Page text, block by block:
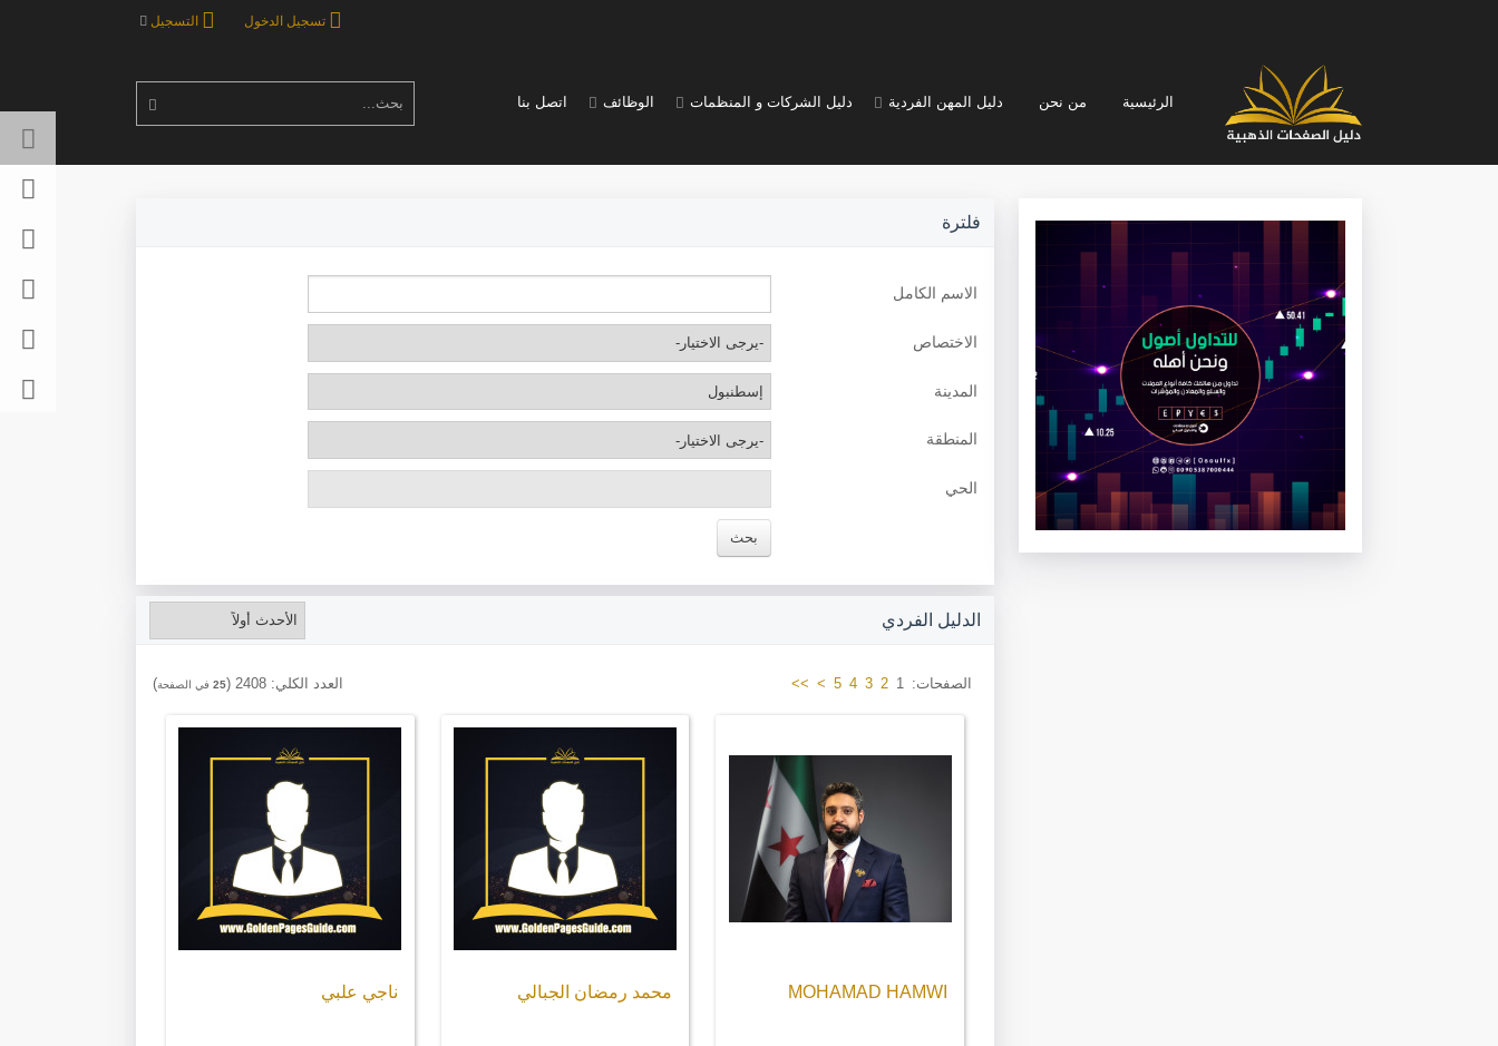
التسجيل تسجيل الدخول
بحث... الرئيسية من نحن دليل المهن الفردية دليل الشركات و المنظمات الوظائف اتصل بنا
فلترة
الاسم الكامل
الاختصاص
المدينة
المنطقة
الحي
الدليل الفردي
الصفحات: 1
2
3
4
5
>
>> العدد الكلي: 2408
(
25 في الصفحة)
MOHAMAD HAMWI محمد رمضان الجبالي ناجي علبي